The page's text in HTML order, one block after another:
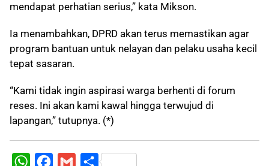
mendapat perhatian serius,” kata Mikson.
Ia menambahkan, DPRD akan terus memastikan agar
program bantuan untuk nelayan dan pelaku usaha kecil
tepat sasaran.
“Kami tidak ingin aspirasi warga berhenti di forum
reses. Ini akan kami kawal hingga terwujud di
lapangan,” tutupnya. (*)
W S